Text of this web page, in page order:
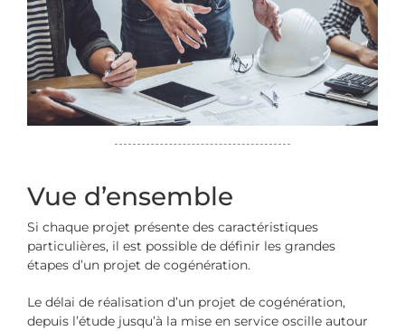
Vue d’ensemble
Si chaque projet présente des caractéristiques
particulières, il est possible de définir les grandes
étapes d’un projet de cogénération.
Le délai de réalisation d’un projet de cogénération,
depuis l’étude jusqu’à la mise en service oscille autour